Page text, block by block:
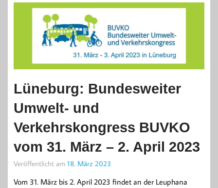
Lüneburg: Bundesweiter
Umwelt- und
Verkehrskongress BUVKO
vom 31. März – 2. April 2023
Veröffentlicht am 18. März 2023
Vom 31. März bis 2. April 2023 findet an der Leuphana